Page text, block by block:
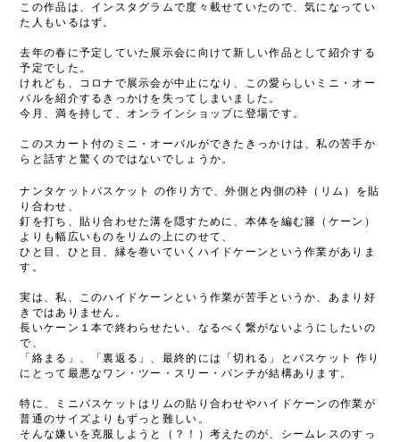
この作品は、インスタグラムで度々載せていたので、気になってい
た人もいるはず。
去年の春に予定していた展示会に向けて新しい作品として紹介する
予定でした。
けれども、コロナで展示会が中止になり、この愛らしいミニ・オー
バルを紹介するきっかけを失ってしまいました。
今月、満を持して、オンラインショップに登場です。
このスカート付のミニ・オーバルができたきっかけは、私の苦手か
らと話すと驚くのではないでしょうか。
ナンタケットバスケット
の作り方で、外側と内側の枠（リム）を貼
り合わせ、
釘を打ち、貼り合わせた溝を隠すために、本体を編む籐（ケーン）
よりも幅広いものをリムの上にのせて、
ひと目、ひと目、縁を巻いていくハイドケーンという作業がありま
す。
実は、私、このハイドケーンという作業が苦手というか、あまり好
きではありません。
長いケーン１本で終わらせたい、なるべく繋がないようにしたいの
で、
「絡まる」、「裏返る」、最終的には「切れる」とバスケット 作り
にとって最悪なワン・ツー・スリー・パンチが結構あります。
特に、ミニバスケットはリムの貼り合わせやハイドケーンの作業が
普通のサイズよりもずっと難しい。
そんな嫌いを克服しようと（？！）考えたのが、シームレスのすっ